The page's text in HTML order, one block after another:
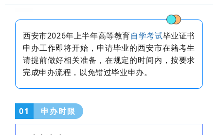
西安市2026年上半年高等教育自学考试毕业证书
申办工作即将开始，申请毕业的西安市在籍考生
请提前做好相关准备，在规定的时间内，按要求
完成申办流程，以免错过毕业申办。
01 申办时限